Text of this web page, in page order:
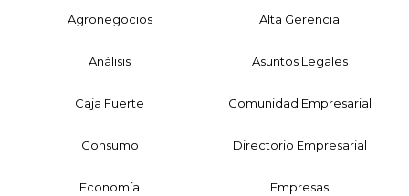
Agronegocios Alta Gerencia
Análisis Asuntos Legales
Caja Fuerte Comunidad Empresarial
Consumo Directorio Empresarial
Economía Empresas